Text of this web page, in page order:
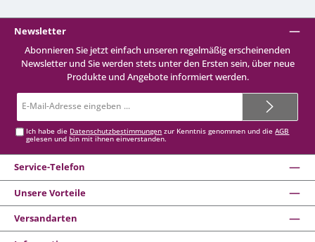
Newsletter
Abonnieren Sie jetzt einfach unseren regelmäßig erscheinenden
Newsletter und Sie werden stets unter den Ersten sein, über neue
Produkte und Angebote informiert werden.
Mail-
Ich habe die Datenschutzbestimmungen zur Kenntnis genommen und dieAGB
gelesen und bin mit ihnen einverstanden.
Service-Telefon
Unsere Vorteile
Versandarten